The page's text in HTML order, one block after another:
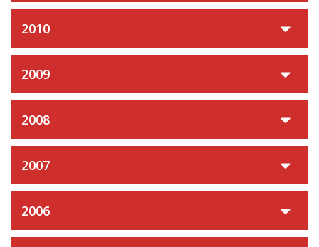
2010
2009
2008
2007
2006